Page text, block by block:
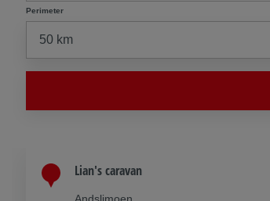
Perimeter
Lian's caravan